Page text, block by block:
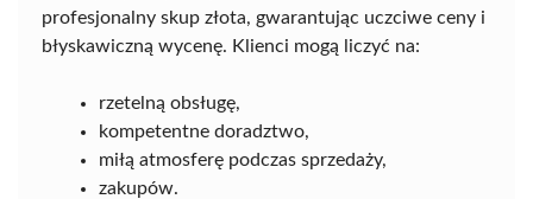
profesjonalny skup złota, gwarantując uczciwe ceny i
błyskawiczną wycenę. Klienci mogą liczyć na:
rzetelną obsługę,
kompetentne doradztwo,
miłą atmosferę podczas sprzedaży,
zakupów.